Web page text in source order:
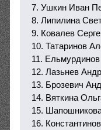
7. Ушкин Иван
8. Липилина
9. Ковалев
10. Татаринов
11.
12. Лазьнев
13. Брозевич
14. Вяткина
15.
16.